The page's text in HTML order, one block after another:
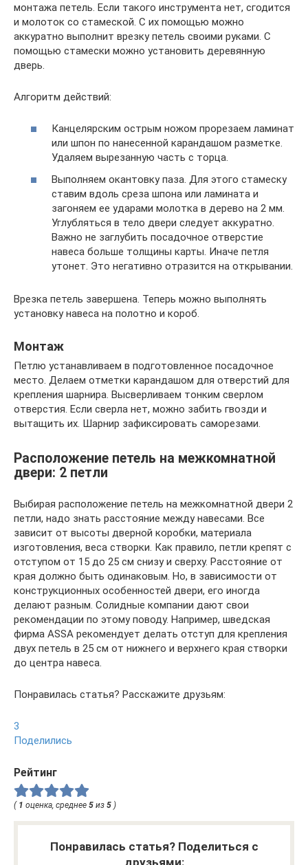
монтажа петель. Если такого инструмента нет, сгодится
и молоток со стамеской. С их помощью можно
аккуратно выполнит врезку петель своими руками. С
помощью стамески можно установить деревянную
дверь.
Алгоритм действий:
Канцелярским острым ножом прорезаем ламинат
или шпон по нанесенной карандашом разметке.
Удаляем вырезанную часть с торца.
Выполняем окантовку паза. Для этого стамеску
ставим вдоль среза шпона или ламината и
загоняем ее ударами молотка в дерево на 2 мм.
Углубляться в тело двери следует аккуратно.
Важно не заглубить посадочное отверстие
навеса больше толщины карты. Иначе петля
утонет. Это негативно отразится на открывании.
Врезка петель завершена. Теперь можно выполнять
установку навеса на полотно и короб.
Монтаж
Петлю устанавливаем в подготовленное посадочное
место. Делаем отметки карандашом для отверстий для
крепления шарнира. Высверливаем тонким сверлом
отверстия. Если сверла нет, можно забить гвозди и
вытащить их. Шарнир зафиксировать саморезами.
Расположение петель на межкомнатной
двери: 2 петли
Выбирая расположение петель на межкомнатной двери 2
петли, надо знать расстояние между навесами. Все
зависит от высоты дверной коробки, материала
изготовления, веса створки. Как правило, петли крепят с
отступом от 15 до 25 см снизу и сверху. Расстояние от
края должно быть одинаковым. Но, в зависимости от
конструкционных особенностей двери, его иногда
делают разным. Солидные компании дают свои
рекомендации по этому поводу. Например, шведская
фирма ASSA рекомендует делать отступ для крепления
двух петель в 25 см от нижнего и верхнего края створки
до центра навеса.
Понравилась статья? Расскажите друзьям:
3
Поделились
Рейтинг
( 1 оценка, среднее 5 из 5 )
Понравилась статья? Поделиться с
друзьями: